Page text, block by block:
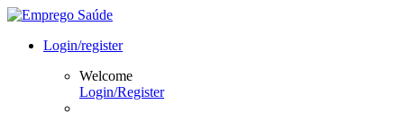
Login/register
Welcome
Login/Register